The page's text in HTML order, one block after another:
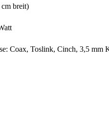
breit)
Coax, Toslink, Cinch, 3,5 mm